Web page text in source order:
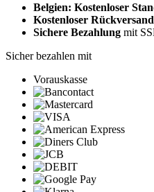
Belgien: Kostenloser
Kostenloser Rückversand
Sichere Bezahlung mit
Sicher bezahlen mit
Vorauskasse